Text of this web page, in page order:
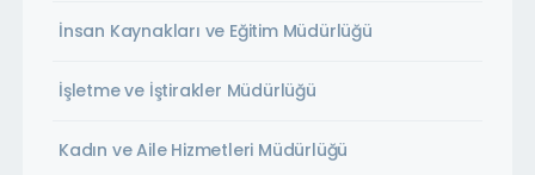
İnsan Kaynakları ve Eğitim Müdürlüğü
İşletme ve İştirakler Müdürlüğü
Kadın ve Aile Hizmetleri Müdürlüğü